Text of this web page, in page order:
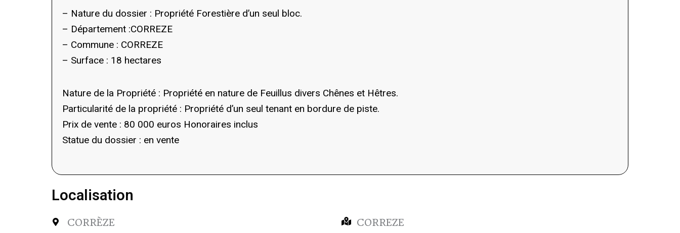
– Nature du dossier : Propriété Forestière d’un seul bloc.
– Département :CORREZE
– Commune : CORREZE
– Surface : 18 hectares
Nature de la Propriété : Propriété en nature de Feuillus divers Chênes et Hêtres.
Particularité de la propriété : Propriété d’un seul tenant en bordure de piste.
Prix de vente : 80 000 euros Honoraires inclus
Statue du dossier : en vente
Localisation
CORRÈZE CORREZE